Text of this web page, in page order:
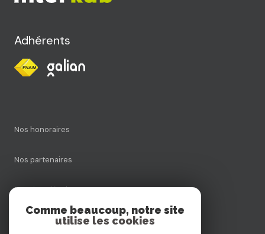
Adhérents
Nos honoraires
Nos partenaires
Mentions légales
Comme beaucoup, notre site
utilise les cookies